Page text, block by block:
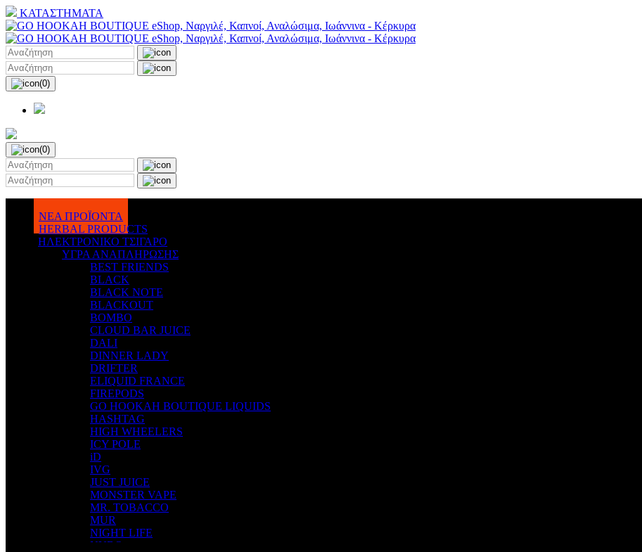
ΚΑΤΑΣΤΗΜΑΤΑ
(0)
(0)
ΝΕΑ ΠΡΟΪΟΝΤΑ
HERBAL PRODUCTS
ΗΛΕΚΤΡΟΝΙΚΟ ΤΣΙΓΑΡΟ
ΥΓΡΑ ΑΝΑΠΛΗΡΩΣΗΣ
BEST FRIENDS
BLACK
BLACK NOTE
BLACKOUT
BOMBO
CLOUD BAR JUICE
DALI
DINNER LADY
DRIFTER
ELIQUID FRANCE
FIREPODS
GO HOOKAH BOUTIQUE LIQUIDS
HASHTAG
HIGH WHEELERS
ICY POLE
iD
IVG
JUST JUICE
MONSTER VAPE
MR. TOBACCO
MUR
NIGHT LIFE
NUBO